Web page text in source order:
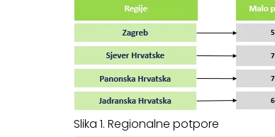
Slika 1. Regionalne potpore